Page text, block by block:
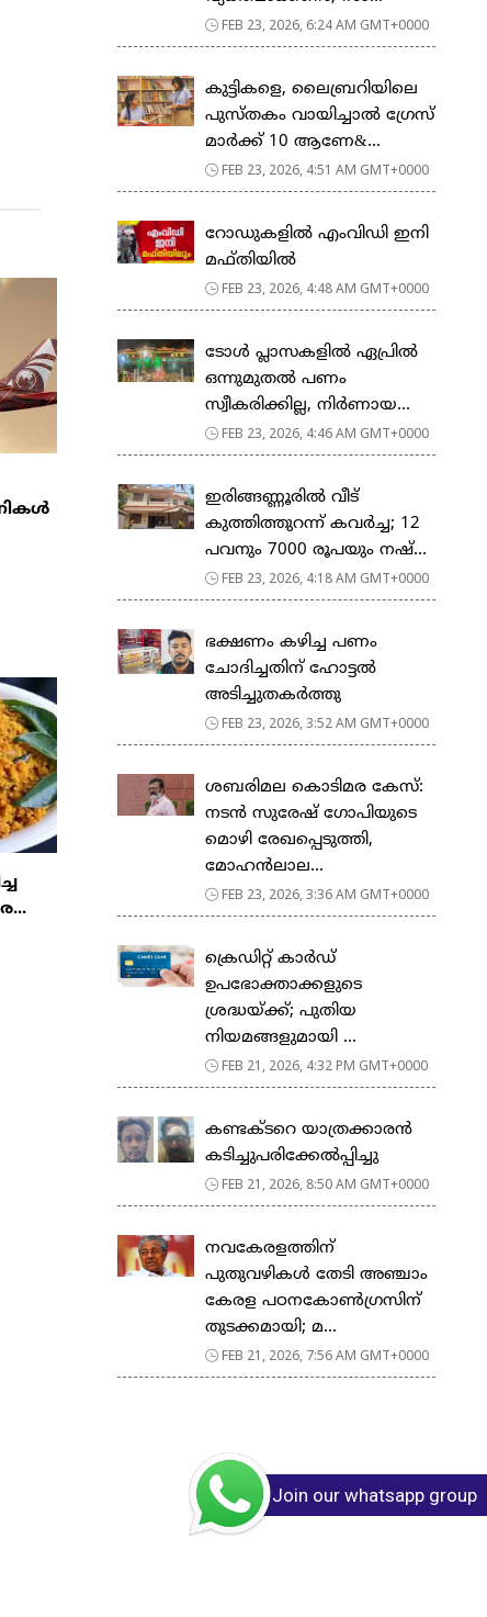
FEB 23, 2026, 6:24 AM GMT+0000
കുട്ടികളെ, ലൈബ്രറിയിലെ
പുസ്തകം വായിച്ചാല്‍ ഗ്രേസ്
മാര്‍ക്ക് 10 ആണേ&...
FEB 23, 2026, 4:51 AM GMT+0000
റോഡുകളില്‍ എംവിഡി ഇനി
മഫ്തിയില്‍
FEB 23, 2026, 4:48 AM GMT+0000
ടോള്‍ പ്ലാസകളില്‍ ഏപ്രില്‍
ഒന്നുമുതല്‍ പണം
സ്വീകരിക്കില്ല, നിര്‍ണായ...
FEB 23, 2026, 4:46 AM GMT+0000
ഇരിങ്ങണ്ണൂരിൽ വീട്
കുത്തിത്തുറന്ന് കവർച്ച; 12
പവനും 7000 രൂപയും നഷ്...
FEB 23, 2026, 4:18 AM GMT+0000
ഭക്ഷണം കഴിച്ച പണം
ചോദിച്ചതിന് ഹോട്ടൽ
അടിച്ചുതകർത്തു
FEB 23, 2026, 3:52 AM GMT+0000
ശബരിമല കൊടിമര കേസ്:
നടൻ സുരേഷ് ഗോപിയുടെ
മൊഴി രേഖപ്പെടുത്തി,
മോഹൻലാല...
FEB 23, 2026, 3:36 AM GMT+0000
ക്രെഡിറ്റ് കാർഡ്
ഉപഭോക്താക്കളുടെ
ശ്രദ്ധയ്ക്ക്; പുതിയ
നിയമങ്ങളുമായി ...
FEB 21, 2026, 4:32 PM GMT+0000
കണ്ടക്ടറെ യാത്രക്കാരൻ
കടിച്ചുപരിക്കേൽപ്പിച്ചു
FEB 21, 2026, 8:50 AM GMT+0000
നവകേരളത്തിന്
പുതുവഴികൾ തേടി അഞ്ചാം
കേരള പഠനകോൺഗ്രസിന്
തുടക്കമായി; മ...
FEB 21, 2026, 7:56 AM GMT+0000
Join our whatsapp group